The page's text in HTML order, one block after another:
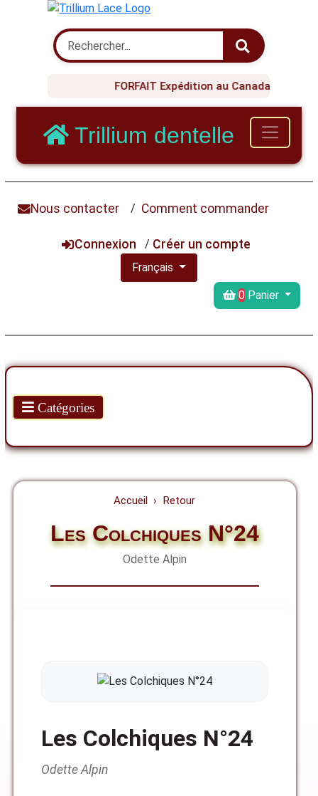
FORFAIT Expédition au Canada 20$ !
Trillium dentelle
Nous contacter / Comment commander
Connexion / Créer un compte
Français
0Panier
Catégories
Accueil Retour
Les Colchiques N°24
Odette Alpin
Les Colchiques N°24
Odette Alpin